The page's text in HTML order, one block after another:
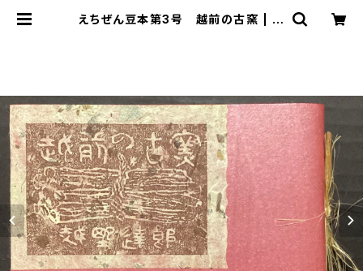
えちぜん豆本第3号 越前の古窯 | 古